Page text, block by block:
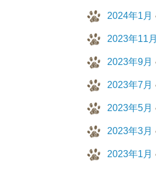
2024年1月
2023年11月
2023年9月
2023年7月
2023年5月
2023年3月
2023年1月